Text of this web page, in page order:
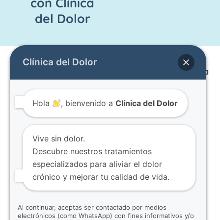
del Dolor
m
Equipo
Contacto
Términos y
condiciones
Páginas
Articular
Infiltraciones
Dolor en
Columna
Edificio
CITIMED.
Piso 8,
Ecuador
Haga una
cita
Obtener un
diagnóstico
preciso
puede ser
impactantes
Clínica del Dolor
Hola , bienvenido aClínica del Dolor
Vive sin dolor.
Descubre nuestros tratamientos
especializados para aliviar el dolor
crónico y mejorar tu calidad de vida.
Al continuar, aceptas ser contactado por medios
electrónicos (como WhatsApp) con fines informativos y/o